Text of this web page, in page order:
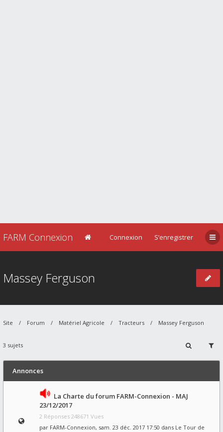
FARM Connexion Connexion S’enregistrer
Massey Ferguson
Site Forum Matériel Agricole Tracteurs Massey Ferguson
3 sujets
Annonces
La Charte du forum FARM-Connexion - MAJ
23/12/2017
2 Réponses 248671 Vues
par FARM-Connexion, sam. 23 déc. 2017 17:50 dans Le Tour de